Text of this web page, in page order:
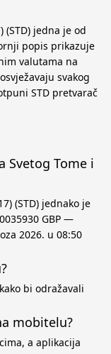
(STD) jedna je od
popis prikazuje
valutama na
svakog
STD pretvarač
Svetog Tome i
(STD) jednako je
GBP —
2026. u 08:50
bi odražavali
mobitelu?
a aplikacija